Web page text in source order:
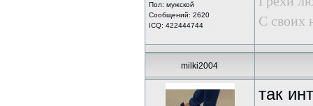
Пол: мужской
Сообщений: 2620
ICQ: 422444744
С своих
milki2004
так